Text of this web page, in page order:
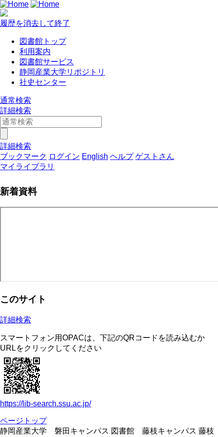
履歴を消去して終了
図書館トップ
利用案内
図書館サービス
静岡産業大学リポジトリ
社史センター
通常検索
詳細検索
詳細検索
ブックマーク ログイン English ヘルプ ゲストさん
マイライブラリ
新着資料
このサイト
詳細検索
スマートフォン用OPACは、下記のQRコードを読み込むか
URLをクリックしてください
https://lib-search.ssu.ac.jp/
ページトップ
静岡産業大学 磐田キャンパス 図書館 藤枝キャンパス 藤枝